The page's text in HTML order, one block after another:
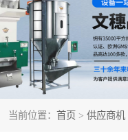
当前位置： 首页 > 供应商机
粉碎回收系列
塑料破碎机
三机一体除湿干燥机
塑料混色机